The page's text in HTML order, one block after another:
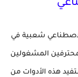
شعبية في
المشغولين
هذه الأدوات من